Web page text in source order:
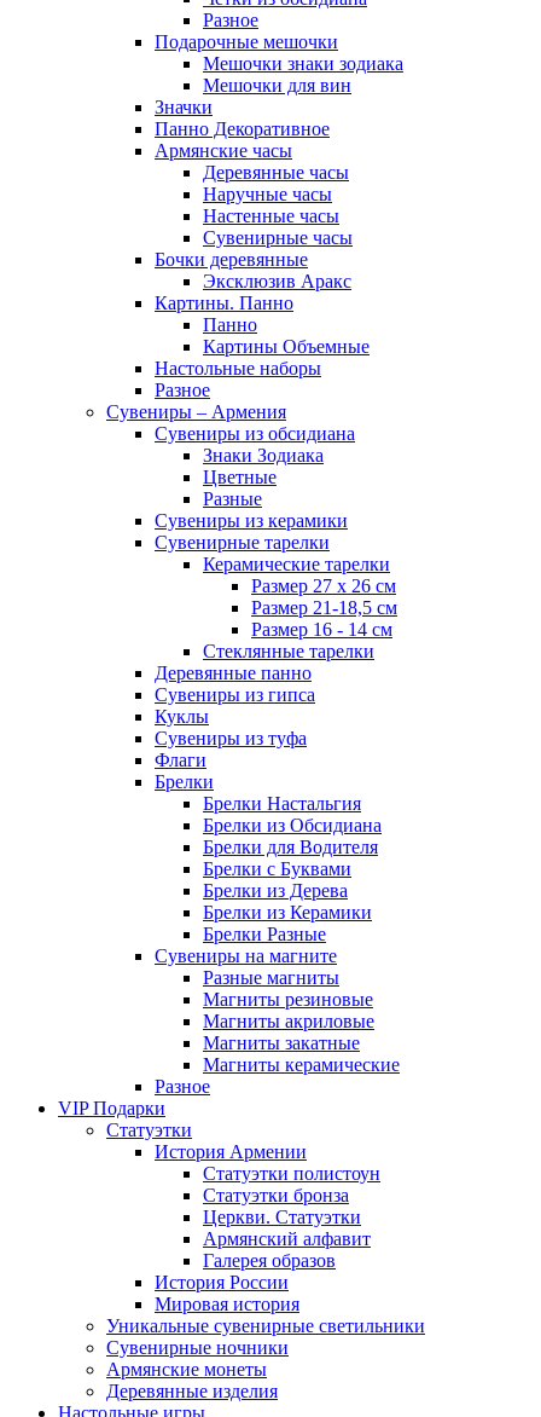
Разное
Подарочные мешочки
Мешочки знаки зодиака
Мешочки для вин
Значки
Панно Декоративное
Армянские часы
Деревянные часы
Наручные часы
Настенные часы
Сувенирные часы
Бочки деревянные
Эксклюзив Аракс
Картины. Панно
Панно
Картины Объемные
Настольные наборы
Разное
Сувениры – Армения
Сувениры из обсидиана
Знаки Зодиака
Цветные
Разные
Сувениры из керамики
Сувенирные тарелки
Керамические тарелки
Размер 27 х 26 см
Размер 21-18,5 см
Размер 16 - 14 см
Стеклянные тарелки
Деревянные панно
Сувениры из гипса
Куклы
Сувениры из туфа
Флаги
Брелки
Брелки Настальгия
Брелки из Обсидиана
Брелки для Водителя
Брелки с Буквами
Брелки из Дерева
Брелки из Керамики
Брелки Разные
Сувениры на магните
Разные магниты
Магниты резиновые
Магниты акриловые
Магниты закатные
Магниты керамические
Разное
VIP Подарки
Статуэтки
История Армении
Статуэтки полистоун
Статуэтки бронза
Церкви. Статуэтки
Армянский алфавит
Галерея образов
История России
Мировая история
Уникальные сувенирные светильники
Сувенирные ночники
Армянские монеты
Деревянные изделия
Настольные игры